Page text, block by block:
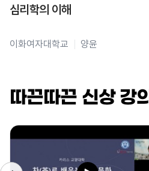
심리학의 이해
이화여자대학교 양윤
따끈따끈 신상 강의